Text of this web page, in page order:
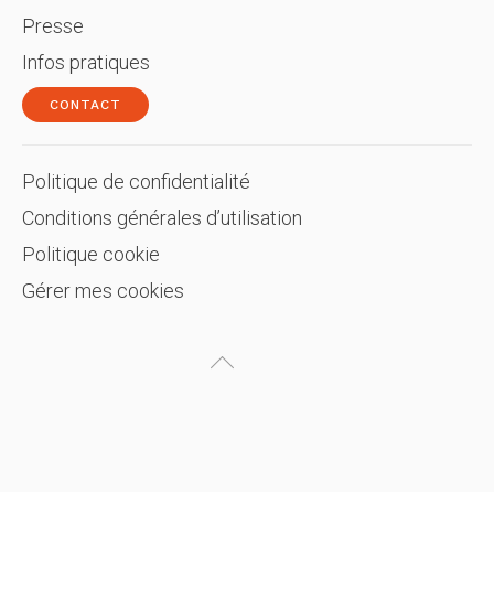
Presse
Infos pratiques
CONTACT
Politique de confidentialité
Conditions générales d’utilisation
Politique cookie
Gérer mes cookies